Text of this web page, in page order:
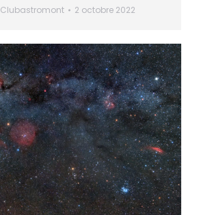
Clubastromont 2 octobre 2022